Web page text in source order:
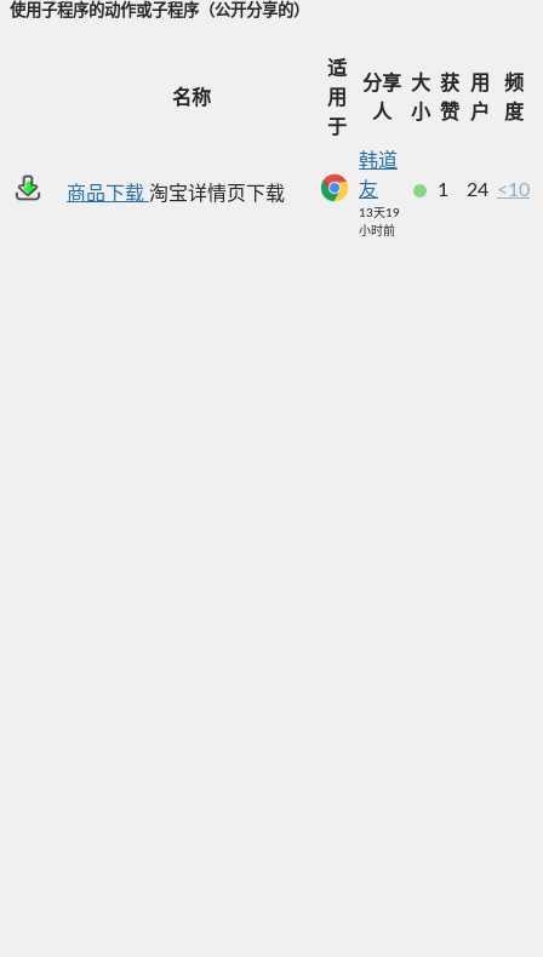
使用子程序的动作或子程序（公开分享的）
名称
适
用
于
分享
人
大
小
获
赞
用
户
频
度
商品下载 淘宝详情页下载
韩道
友
13天19
小时前
1 24 <10